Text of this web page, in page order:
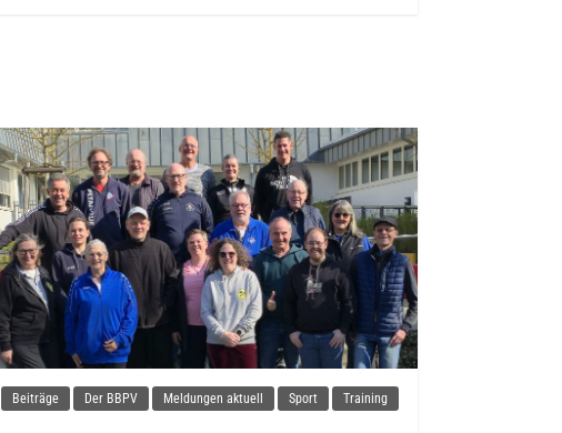
Beiträge Der BBPV Meldungen aktuell Sport Training